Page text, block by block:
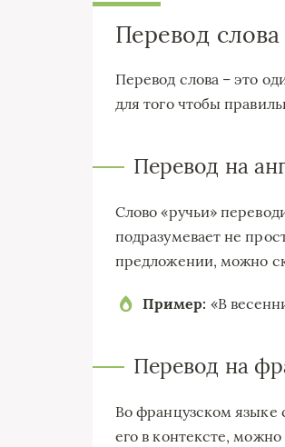
Перевод
Перевод слова – это
для того чтобы
Перевод на
Слово «ручьи»
подразумевает не
предложении, можно
Пример: «В
Перевод на
Во французском языке
его в контексте,